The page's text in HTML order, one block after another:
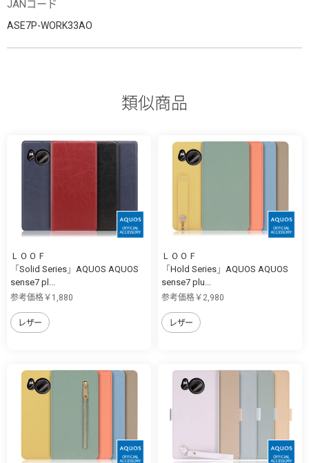
JANコード
ASE7P-WORK33AO
類似商品
ＬＯＯＦ
「Solid Series」AQUOS AQUOS
sense7 pl...
参考価格￥1,880
レザー
ＬＯＯＦ
「Hold Series」AQUOS AQUOS
sense7 plu...
参考価格￥2,980
レザー